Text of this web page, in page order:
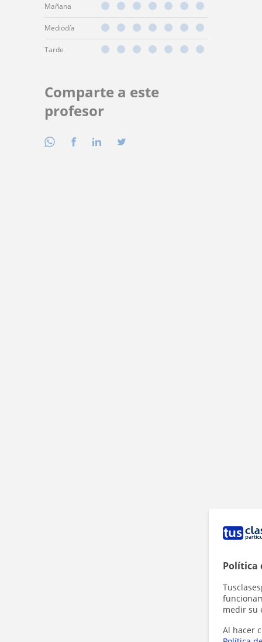
Política
medir su
Al hacer
Mañana
Mediodía
Tarde
Comparte a este
profesor